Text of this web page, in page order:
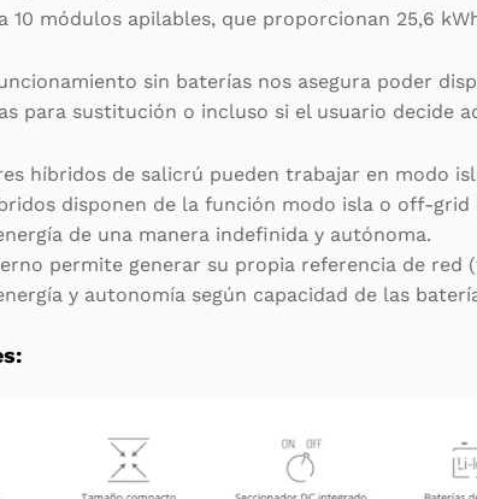
10 módulos apilables, que proporcionan 25,6
sin baterías nos asegura poder
para sustitución o incluso si el usuario decide
híbridos de salicrú pueden trabajar en modo
disponen de la función modo isla o off-
de una manera indefinida y autónoma.
permite generar su propia referencia de red
y autonomía según capacidad de las